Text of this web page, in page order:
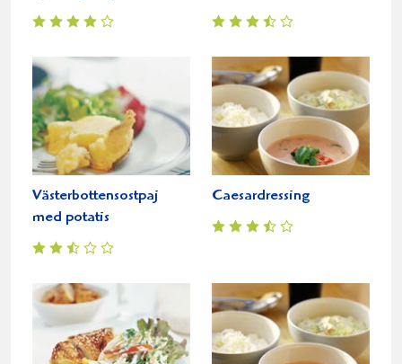
Västerbottensostpaj
med potatis
Caesardressing